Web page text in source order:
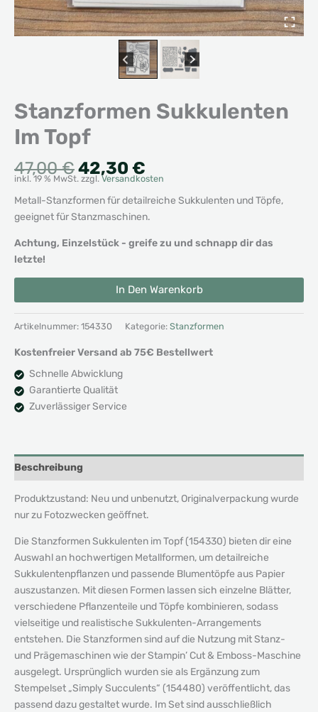
Stanzformen Sukkulenten
Im Topf
47,00€Ursprünglicher
Preis
war:
47,00 €
42,30 €
Preis
ist:
42,30 €.
inkl. 19 % MwSt. zzgl.Versandkosten
Metall-Stanzformen für detailreiche Sukkulenten und Töpfe,
geeignet für Stanzmaschinen.
Achtung, Einzelstück - greife zu und schnapp dir das
letzte!
Stanzformen
Topf
In Den Warenkorb
Alternative:
Artikelnummer: 154330 Kategorie: Stanzformen
Kostenfreier Versand ab 75€ Bestellwert
Schnelle Abwicklung
Garantierte Qualität
Zuverlässiger Service
Beschreibung
Produktzustand: Neu und unbenutzt, Originalverpackung wurde
nur zu Fotozwecken geöffnet.
Die Stanzformen Sukkulenten im Topf (154330) bieten dir eine
Auswahl an hochwertigen Metallformen, um detailreiche
Sukkulentenpflanzen und passende Blumentöpfe aus Papier
auszustanzen. Mit diesen Formen lassen sich einzelne Blätter,
verschiedene Pflanzenteile und Töpfe kombinieren, sodass
vielseitige und realistische Sukkulenten-Arrangements
entstehen. Die Stanzformen sind auf die Nutzung mit Stanz-
und Prägemaschinen wie der Stampin’ Cut & Emboss-Maschine
ausgelegt. Ursprünglich wurden sie als Ergänzung zum
Stempelset „Simply Succulents“ (154480) veröffentlicht, das
passend dazu gestaltet wurde. Im Set sind ausschließlich